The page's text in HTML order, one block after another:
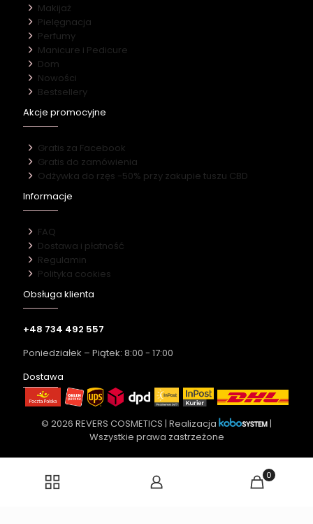
Makijaż
Pielęgnacja
Perfumy
Manicure i Pedicure
Dom
Nowości
Bestsellery
Akcje promocyjne
Gratis za Facebook
Gratis do zamówienia
Odżywka do rzęs -50% przy zakupie tuszu CBD
Informacje
FAQ
Dostawa i płatność
Regulamin
Polityka cookies
Obsługa klienta
+48 734 492 557
Poniedziałek – Piątek: 8:00 - 17:00
Dostawa
© 2026 REVERS COSMETICS | Realizacja
|
Wszystkie prawa zastrzeżone
0